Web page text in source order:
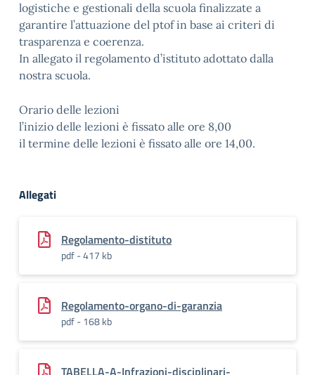
logistiche e gestionali della scuola finalizzate a
garantire l’attuazione del ptof in base ai criteri di
trasparenza e coerenza.
In allegato il regolamento d’istituto adottato dalla
nostra scuola.
Orario delle lezioni
l’inizio delle lezioni è fissato alle ore 8,00
il termine delle lezioni è fissato alle ore 14,00.
Allegati
Regolamento-distituto
pdf - 417 kb
Regolamento-organo-di-garanzia
pdf - 168 kb
TABELLA-A-Infrazioni-disciplinari-